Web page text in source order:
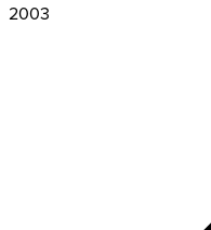
2003